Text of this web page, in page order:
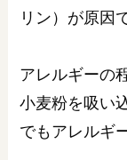
リン）が原因
アレルギーの
小麦粉を吸い
でもアレルギ